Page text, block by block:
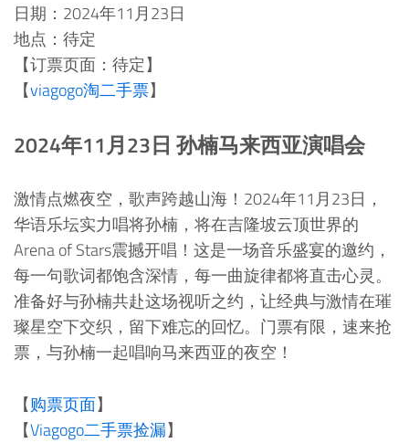
日期：2024年11月23日
地点：待定
【订票页面：待定】
【viagogo淘二手票】
2024年11月23日 孙楠马来西亚演唱会
激情点燃夜空，歌声跨越山海！2024年11月23日，
华语乐坛实力唱将孙楠，将在吉隆坡云顶世界的
Arena of Stars震撼开唱！这是一场音乐盛宴的邀约，
每一句歌词都饱含深情，每一曲旋律都将直击心灵。
准备好与孙楠共赴这场视听之约，让经典与激情在璀
璨星空下交织，留下难忘的回忆。门票有限，速来抢
票，与孙楠一起唱响马来西亚的夜空！
【购票页面】
【Viagogo二手票捡漏】